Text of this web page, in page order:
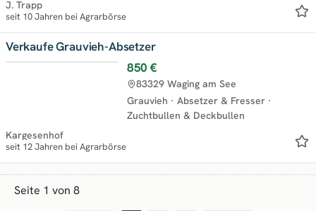
J. Trapp
seit 10 Jahren bei Agrarbörse
Verkaufe Grauvieh-Absetzer
850 €
Grauvieh · Absetzer & Fresser ·
Zuchtbullen & Deckbullen
83329 Waging am See
Kargesenhof
seit 12 Jahren bei Agrarbörse
Seite 1 von 8